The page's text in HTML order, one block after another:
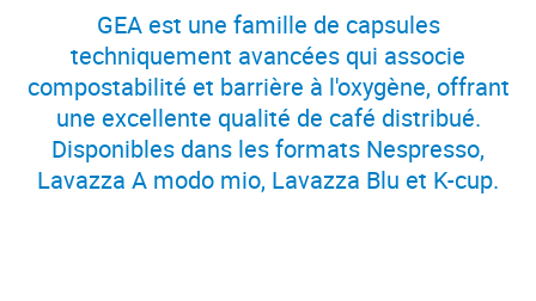
GEA est une famille de capsules
techniquement avancées qui associe
compostabilité et barrière à l'oxygène, offrant
une excellente qualité de café distribué.
Disponibles dans les formats Nespresso,
Lavazza A modo mio, Lavazza Blu et K-cup.